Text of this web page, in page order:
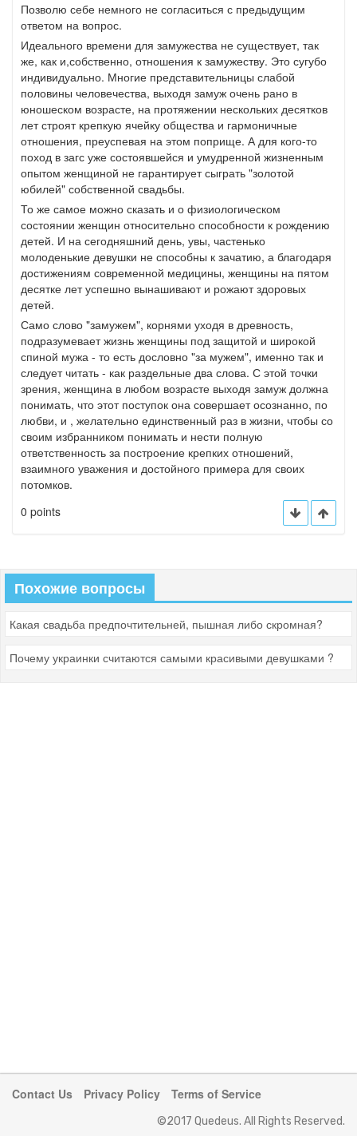
Позволю себе немного не согласиться с предыдущим
ответом на вопрос.
Идеального времени для замужества не существует, так
же, как и,собственно, отношения к замужеству. Это сугубо
индивидуально. Многие представительницы слабой
половины человечества, выходя замуж очень рано в
юношеском возрасте, на протяжении нескольких десятков
лет строят крепкую ячейку общества и гармоничные
отношения, преуспевая на этом поприще. А для кого-то
поход в загс уже состоявшейся и умудренной жизненным
опытом женщиной не гарантирует сыграть "золотой
юбилей" собственной свадьбы.
То же самое можно сказать и о физиологическом
состоянии женщин относительно способности к рождению
детей. И на сегодняшний день, увы, частенько
молоденькие девушки не способны к зачатию, а благодаря
достижениям современной медицины, женщины на пятом
десятке лет успешно вынашивают и рожают здоровых
детей.
Само слово "замужем", корнями уходя в древность,
подразумевает жизнь женщины под защитой и широкой
спиной мужа - то есть дословно "за мужем", именно так и
следует читать - как раздельные два слова. С этой точки
зрения, женщина в любом возрасте выходя замуж должна
понимать, что этот поступок она совершает осознанно, по
любви, и , желательно единственный раз в жизни, чтобы со
своим избранником понимать и нести полную
ответственность за построение крепких отношений,
взаимного уважения и достойного примера для своих
потомков.
0 points
Похожие вопросы
Какая свадьба предпочтительней, пышная либо скромная?
Почему украинки считаются самыми красивыми девушками ?
Contact Us Privacy Policy Terms of Service
©2017 Quedeus. All Rights Reserved.